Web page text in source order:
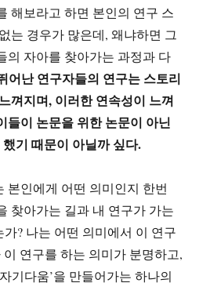
해보라고 하면 본인의 연구 스
는 경우가 많은데, 왜냐하면 그
의 자아를 찾아가는 과정과 다
어난 연구자들의 연구는 스토리
껴지며, 이러한 연속성이 느껴
들이 논문을 위한 논문이 아닌
했기 때문이 아닐까 싶다.
본인에게 어떤 의미인지 한번
찾아가는 길과 내 연구가 가는
? 나는 어떤 의미에서 이 연구
연구를 하는 의미가 분명하고,
기다움’을 만들어가는 하나의